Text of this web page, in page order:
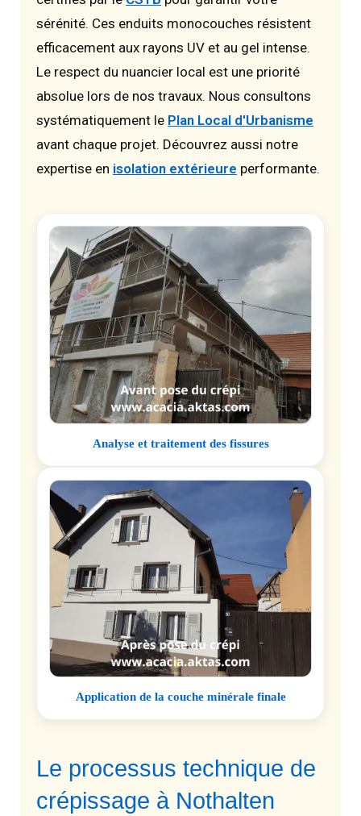
sérénité. Ces enduits monocouches résistent
efficacement aux rayons UV et au gel intense.
Le respect du nuancier local est une priorité
absolue lors de nos travaux. Nous consultons
systématiquement le Plan Local d'Urbanisme
avant chaque projet. Découvrez aussi notre
expertise en isolation extérieure performante.
Analyse et traitement des fissures
Application de la couche minérale finale
Le processus technique de
crépissage à Nothalten